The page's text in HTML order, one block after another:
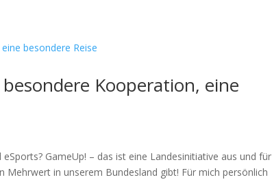
Kooperation, eine
GameUp! – das ist eine Landesinitiative aus und für
Mehrwert in unserem Bundesland gibt! Für mich persönlich